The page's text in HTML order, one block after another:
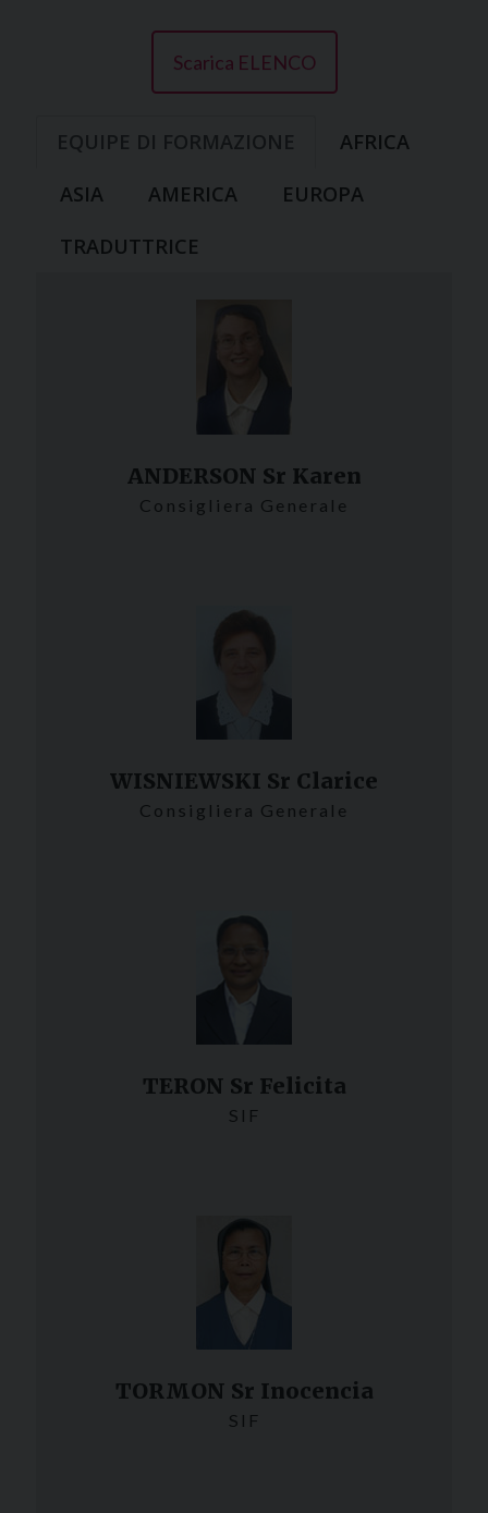
Scarica ELENCO
EQUIPE DI FORMAZIONE AFRICA
ASIA AMERICA EUROPA
TRADUTTRICE
ANDERSON Sr Karen
Consigliera Generale
WISNIEWSKI Sr Clarice
Consigliera Generale
TERON Sr Felicita
SIF
TORMON Sr Inocencia
SIF